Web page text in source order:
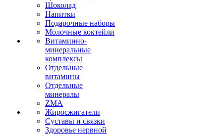
Шоколад
Напитки
Подарочные наборы
Молочные коктейли
Витаминно-
минеральные
комплексы
Отдельные
витамины
Отдельные
минералы
ZMA
Жиросжигатели
Суставы и связки
Здоровье нервной